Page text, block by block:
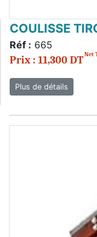
COULISSE
Réf : 665
Prix : 11,300 DTNet
Plus de détails